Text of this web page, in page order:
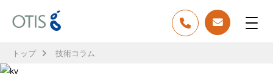
トップ 技術コラム